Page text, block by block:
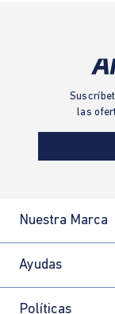
las
Nuestra Marca
Ayudas
Políticas